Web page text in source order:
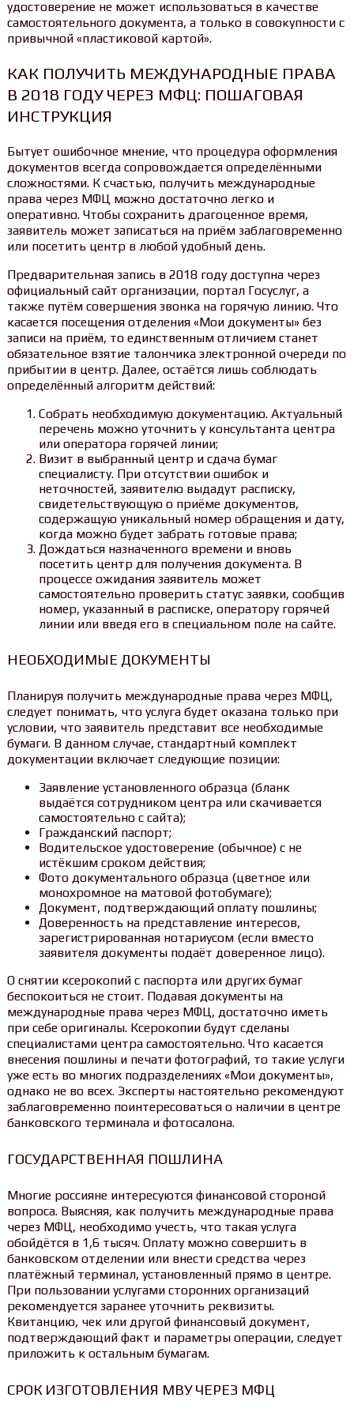
удостоверение не может использоваться в качестве
самостоятельного документа, а только в совокупности с
привычной «пластиковой картой».
КАК ПОЛУЧИТЬ МЕЖДУНАРОДНЫЕ ПРАВА
В 2018 ГОДУ ЧЕРЕЗ МФЦ: ПОШАГОВАЯ
ИНСТРУКЦИЯ
Бытует ошибочное мнение, что процедура оформления
документов всегда сопровождается определёнными
сложностями. К счастью, получить международные
права через МФЦ можно достаточно легко и
оперативно. Чтобы сохранить драгоценное время,
заявитель может записаться на приём заблаговременно
или посетить центр в любой удобный день.
Предварительная запись в 2018 году доступна через
официальный сайт организации, портал Госуслуг, а
также путём совершения звонка на горячую линию. Что
касается посещения отделения «Мои документы» без
записи на приём, то единственным отличием станет
обязательное взятие талончика электронной очереди по
прибытии в центр. Далее, остаётся лишь соблюдать
определённый алгоритм действий:
Собрать необходимую документацию. Актуальный
перечень можно уточнить у консультанта центра
или оператора горячей линии;
Визит в выбранный центр и сдача бумаг
специалисту. При отсутствии ошибок и
неточностей, заявителю выдадут расписку,
свидетельствующую о приёме документов,
содержащую уникальный номер обращения и дату,
когда можно будет забрать готовые права;
Дождаться назначенного времени и вновь
посетить центр для получения документа. В
процессе ожидания заявитель может
самостоятельно проверить статус заявки, сообщив
номер, указанный в расписке, оператору горячей
линии или введя его в специальном поле на сайте.
НЕОБХОДИМЫЕ ДОКУМЕНТЫ
Планируя получить международные права через МФЦ,
следует понимать, что услуга будет оказана только при
условии, что заявитель представит все необходимые
бумаги. В данном случае, стандартный комплект
документации включает следующие позиции:
Заявление установленного образца (бланк
выдаётся сотрудником центра или скачивается
самостоятельно с сайта);
Гражданский паспорт;
Водительское удостоверение (обычное) с не
истёкшим сроком действия;
Фото документального образца (цветное или
монохромное на матовой фотобумаге);
Документ, подтверждающий оплату пошлины;
Доверенность на представление интересов,
зарегистрированная нотариусом (если вместо
заявителя документы подаёт доверенное лицо).
О снятии ксерокопий с паспорта или других бумаг
беспокоиться не стоит. Подавая документы на
международные права через МФЦ, достаточно иметь
при себе оригиналы. Ксерокопии будут сделаны
специалистами центра самостоятельно. Что касается
внесения пошлины и печати фотографий, то такие услуги
уже есть во многих подразделениях «Мои документы»,
однако не во всех. Эксперты настоятельно рекомендуют
заблаговременно поинтересоваться о наличии в центре
банковского терминала и фотосалона.
ГОСУДАРСТВЕННАЯ ПОШЛИНА
Многие россияне интересуются финансовой стороной
вопроса. Выясняя, как получить международные права
через МФЦ, необходимо учесть, что такая услуга
обойдётся в 1,6 тысяч. Оплату можно совершить в
банковском отделении или внести средства через
платёжный терминал, установленный прямо в центре.
При пользовании услугами сторонних организаций
рекомендуется заранее уточнить реквизиты.
Квитанцию, чек или другой финансовый документ,
подтверждающий факт и параметры операции, следует
приложить к остальным бумагам.
СРОК ИЗГОТОВЛЕНИЯ МВУ ЧЕРЕЗ МФЦ